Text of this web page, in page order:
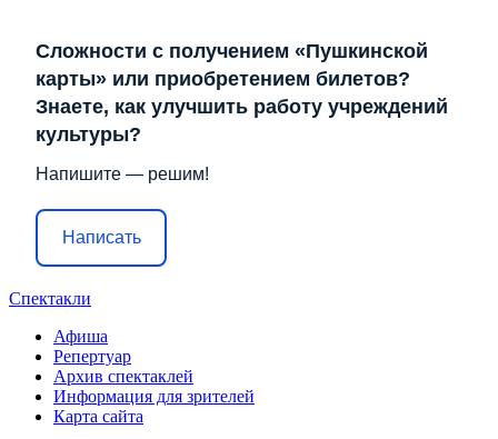
Сложности с получением «Пушкинской
карты» или приобретением билетов?
Знаете, как улучшить работу учреждений
культуры?
Напишите — решим!
Написать
Спектакли
Афиша
Репертуар
Архив спектаклей
Информация для зрителей
Карта сайта